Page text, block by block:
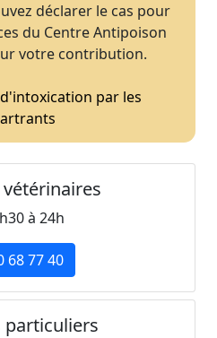
déclarer le cas pour
du Centre Antipoison
votre contribution.
par les
vétérinaires
à 24h
68 77 40
particuliers